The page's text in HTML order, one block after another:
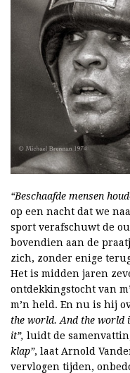
“Beschaafde mensen
op een nacht dat we
sport verafschuwt de
bovendien aan de
zich, zonder enige
Het is midden jaren
ontdekkingstocht van
m’n held. En nu is hij
the world. And the world
it”, luidt de
klap”, laat Arnold
vervlogen tijden,